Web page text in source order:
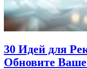
30 Идей для
Обновите